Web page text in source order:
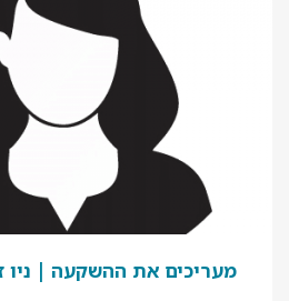
מעריכים את ההשקעה | ניו